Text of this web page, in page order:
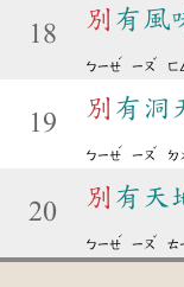
18
別 有風
ㄅㄧㄝ
ˊ
ㄧㄡ
ˇ
ㄈ
19
別 有洞
ㄅㄧㄝ
ˊ
ㄧㄡ
ˇ
ㄉ
20
別 有天
ㄅㄧㄝ
ˊ
ㄧㄡ
ˇ
ㄊ